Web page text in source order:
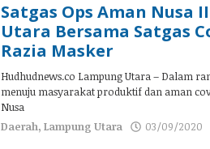
Satgas Ops Aman Nusa
Utara Bersama Satgas
Razia Masker
Hudhudnews.co Lampung Utara – Dalam
menuju masyarakat produktif dan aman
Nusa
Daerah,Lampung Utara 03/09/2020